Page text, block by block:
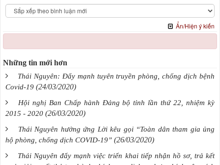
Ẩn/Hiện ý kiến
Những tin mới hơn
Thái Nguyên: Đẩy mạnh tuyên truyền phòng, chống dịch bệnh
Covid-19 (24/03/2020)
Hội nghị Ban Chấp hành Đảng bộ tỉnh lần thứ 22, nhiệm kỳ
2015 - 2020 (26/03/2020)
Thái Nguyên hưởng ứng Lời kêu gọi “Toàn dân tham gia ủng
hộ phòng, chống dịch COVID-19” (26/03/2020)
Thái Nguyên đẩy mạnh việc triển khai tiếp nhận hồ sơ, trả kết